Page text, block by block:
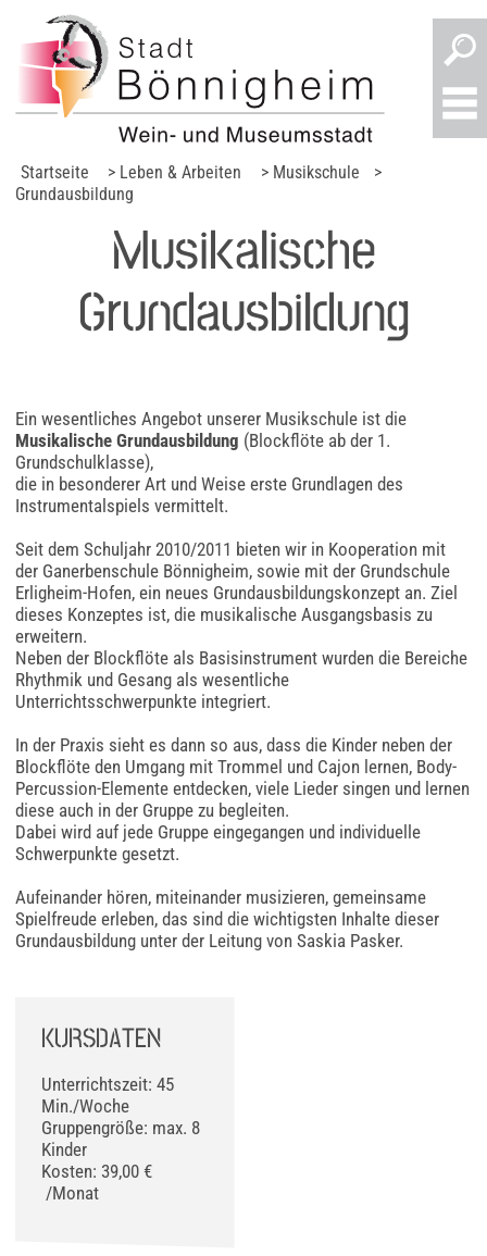
Startseite > Leben & Arbeiten > Musikschule
>
Grundausbildung
Musikalische
Grundausbildung
Ein wesentliches Angebot unserer Musikschule ist die
Musikalische Grundausbildung (Blockflöte ab der 1.
Grundschulklasse),
die in besonderer Art und Weise erste Grundlagen des
Instrumentalspiels vermittelt.
Seit dem Schuljahr 2010/2011 bieten wir in Kooperation mit
der Ganerbenschule Bönnigheim, sowie mit der Grundschule
Erligheim-Hofen, ein neues Grundausbildungskonzept an. Ziel
dieses Konzeptes ist, die musikalische Ausgangsbasis zu
erweitern.
Neben der Blockflöte als Basisinstrument wurden die Bereiche
Rhythmik und Gesang als wesentliche
Unterrichtsschwerpunkte integriert.
In der Praxis sieht es dann so aus, dass die Kinder neben der
Blockflöte den Umgang mit Trommel und Cajon lernen, Body-
Percussion-Elemente entdecken, viele Lieder singen und lernen
diese auch in der Gruppe zu begleiten.
Dabei wird auf jede Gruppe eingegangen und individuelle
Schwerpunkte gesetzt.
Aufeinander hören, miteinander musizieren, gemeinsame
Spielfreude erleben, das sind die wichtigsten Inhalte dieser
Grundausbildung unter der Leitung von Saskia Pasker.
KURSDATEN
Unterrichtszeit: 45
Min./Woche
Gruppengröße: max. 8
Kinder
Kosten: 39,00 €
/Monat